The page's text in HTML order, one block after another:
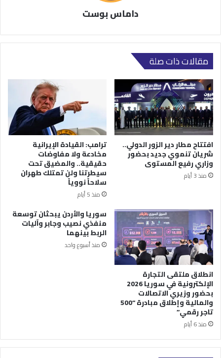
داماس بوست
مقالات ذات صلة
افتتاح مطار دير الزور الدولي..
شريان تنموي جديد بحضور
وزاري رفيع المستوى
منذ 3 أيام
ترامب: القيادة الإيرانية
مخادعة ولا مفاوضات
حقيقية.. والمضيق تحت
سيطرتنا ولن تمتلك طهران
سلاحاً نووياً
منذ 5 أيام
انطلاق ملتقى التجارة
الإلكترونية في سوريا 2026
بحضور وزيري الاتصالات
والمالية وإطلاق مبادرة “500
تاجر رقمي”
منذ 6 أيام
سوريا والأردن يبحثان توسعة
منفذي نصيب وجابر وآليات
الربط بينهما
منذ أسبوع واحد